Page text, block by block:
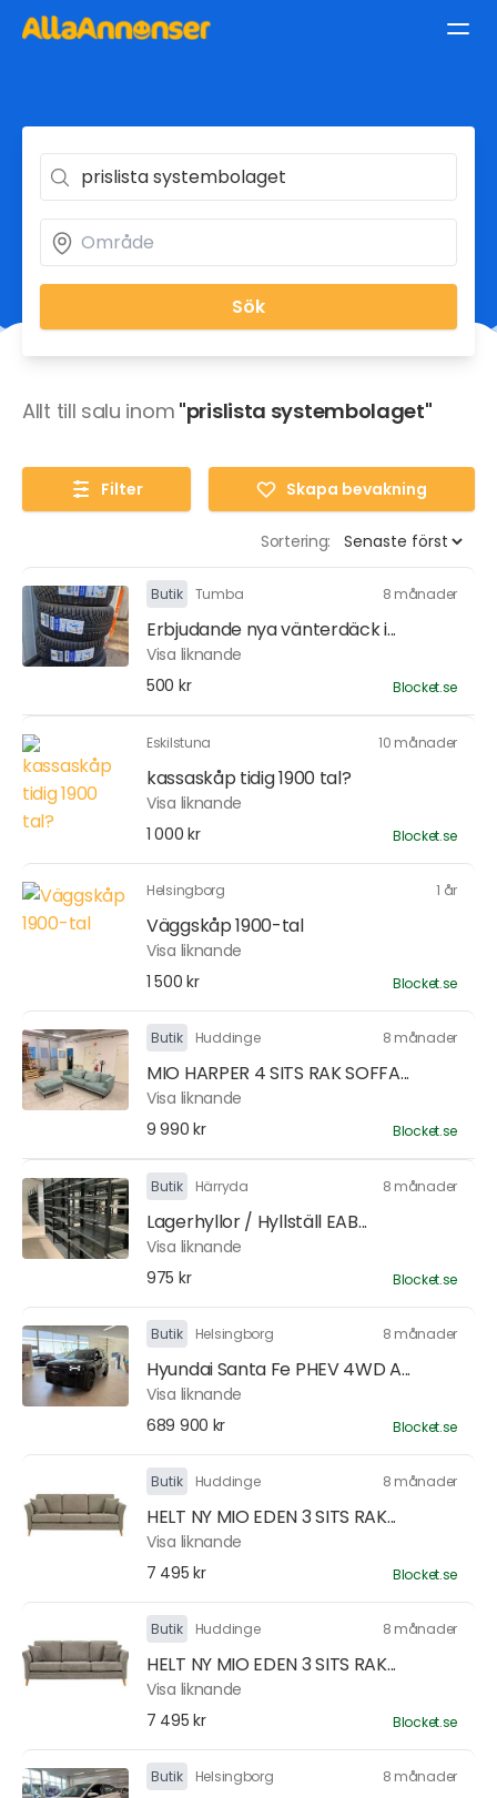
Sök
Allt till salu inom "prislista systembolaget"
Filter Skapa bevakning
Sortering:
Butik Tumba 8 månader
Erbjudande nya vänterdäck i...
Visa liknande
500 kr
Blocket.se
Eskilstuna 10 månader
kassaskåp tidig 1900 tal?
Visa liknande
1 000 kr
Blocket.se
Helsingborg 1 år
Väggskåp 1900-tal
Visa liknande
1 500 kr
Blocket.se
Butik Huddinge 8 månader
MIO HARPER 4 SITS RAK SOFFA...
Visa liknande
9 990 kr
Blocket.se
Butik Härryda 8 månader
Lagerhyllor / Hyllställ EAB...
Visa liknande
975 kr
Blocket.se
Butik Helsingborg 8 månader
Hyundai Santa Fe PHEV 4WD A...
Visa liknande
689 900 kr
Blocket.se
Butik Huddinge 8 månader
HELT NY MIO EDEN 3 SITS RAK...
Visa liknande
7 495 kr
Blocket.se
Butik Huddinge 8 månader
HELT NY MIO EDEN 3 SITS RAK...
Visa liknande
7 495 kr
Blocket.se
Butik Helsingborg 8 månader